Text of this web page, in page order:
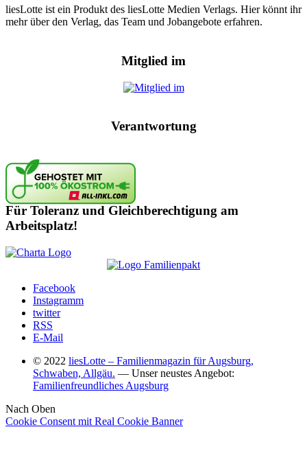
liesLotte ist ein Produkt des liesLotte Medien Verlags. Hier könnt ihr
mehr über den Verlag, das Team und Jobangebote erfahren.
Mitglied im
Verantwortung
Für Toleranz und Gleichberechtigung am
Arbeitsplatz!
Facebook
Instagramm
twitter
RSS
E-Mail
© 2022 liesLotte – Familienmagazin für Augsburg,
Schwaben, Allgäu. — Unser neustes Angebot:
Familienfreundliches Augsburg
Nach Oben
Cookie Consent mit Real Cookie Banner